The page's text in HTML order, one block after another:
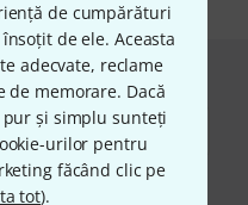
de cumpărături
de ele. Aceasta
adecvate, reclame
memorare. Dacă
și simplu sunteți
urilor pentru
făcând clic pe
tot).
cu Ramburs, Transfer